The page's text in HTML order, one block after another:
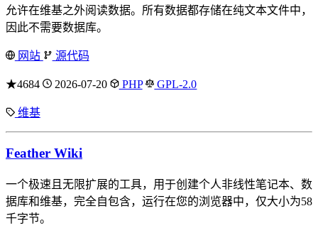
允许在维基之外阅读数据。所有数据都存储在纯文本文件中，
因此不需要数据库。
网站 源代码
★4684 2026-07-20 PHP GPL-2.0
维基
Feather Wiki
一个极速且无限扩展的工具，用于创建个人非线性笔记本、数
据库和维基，完全自包含，运行在您的浏览器中，仅大小为58
千字节。